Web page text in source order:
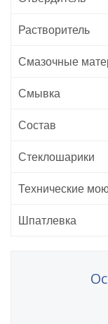
Растворитель
Смазочные
Смывка
Состав
Стеклошарики
Технические
Шпатлевка